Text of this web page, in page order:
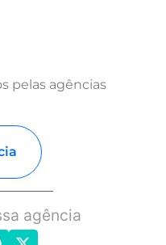
pelas agências
agência